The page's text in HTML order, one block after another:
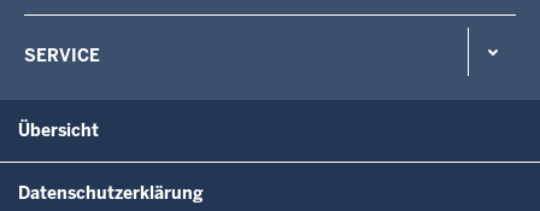
SERVICE
Übersicht
Datenschutzerklärung